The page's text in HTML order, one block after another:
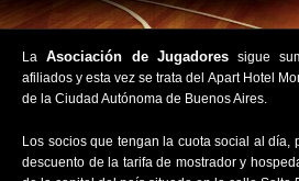
La Asociación de Jugadores sigue
afiliados y esta vez se trata del Apart Hotel
de la Ciudad Autónoma de Buenos Aires.
Los socios que tengan la cuota social al día,
descuento de la tarifa de mostrador y